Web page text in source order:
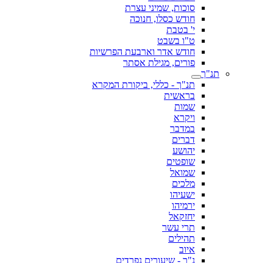
סוכות, שמיני עצרת
חודש כסלו, חנוכה
י' בטבת
ט"ו בשבט
חודש אדר וארבעת הפרשיות
פורים, מגילת אסתר
תנ"ך
תנ"ך - כללי, ביקורת המקרא
בראשית
שמות
ויקרא
במדבר
דברים
יהושע
שופטים
שמואל
מלכים
ישעיהו
ירמיהו
יחזקאל
תרי עשר
תהילים
איוב
נ"ך - שיעורים נפרדים